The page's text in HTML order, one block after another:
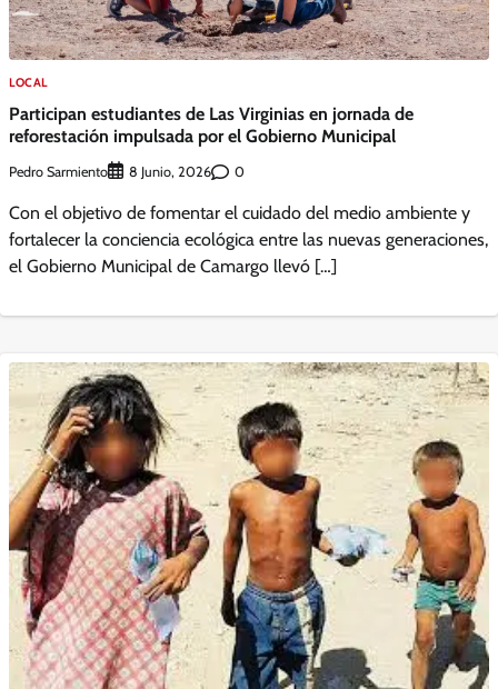
LOCAL
Participan estudiantes de Las Virginias en jornada de
reforestación impulsada por el Gobierno Municipal
Pedro Sarmiento 8 Junio, 2026 0
Con el objetivo de fomentar el cuidado del medio ambiente y
fortalecer la conciencia ecológica entre las nuevas generaciones,
el Gobierno Municipal de Camargo llevó […]